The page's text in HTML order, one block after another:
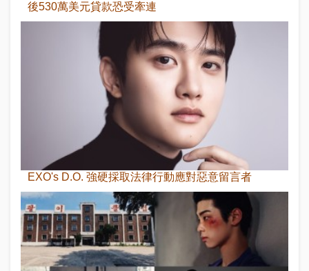
後530萬美元貸款恐受牽連
EXO's D.O. 強硬採取法律行動應對惡意留言者